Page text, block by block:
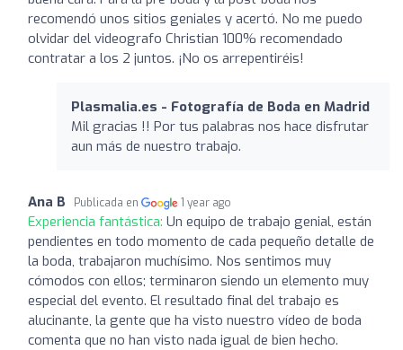
recomendó unos sitios geniales y acertó. No me puedo
olvidar del videografo Christian 100% recomendado
contratar a los 2 juntos. ¡No os arrepentiréis!
Plasmalia.es - Fotografía de Boda en Madrid
Mil gracias !! Por tus palabras nos hace disfrutar
aun más de nuestro trabajo.
Ana B Publicada en 1 year ago
Experiencia fantástica: Un equipo de trabajo genial, están
pendientes en todo momento de cada pequeño detalle de
la boda, trabajaron muchísimo. Nos sentimos muy
cómodos con ellos; terminaron siendo un elemento muy
especial del evento. El resultado final del trabajo es
alucinante, la gente que ha visto nuestro vídeo de boda
comenta que no han visto nada igual de bien hecho.